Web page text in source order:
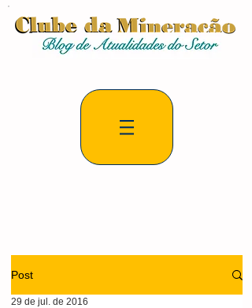
Post
29 de jul. de 2016